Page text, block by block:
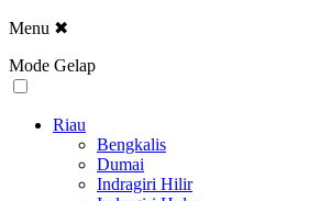
Menu ✖
Mode Gelap
Riau
Bengkalis
Dumai
Indragiri Hilir